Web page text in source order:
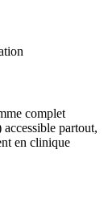
complet
partout,
en clinique